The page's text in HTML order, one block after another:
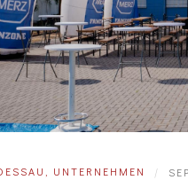
UNTERNEHMEN |